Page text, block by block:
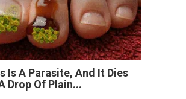
Is A Parasite, And It Dies
Drop Of Plain...